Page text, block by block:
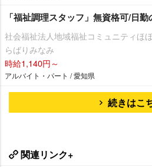
「福祉調理スタッフ」無資格可/日
社会福祉法人地域福祉コミュニティほ
らばりみなみ
時給1,140円～
アルバイト・パート / 愛知県
続きはこ
関連リンク+